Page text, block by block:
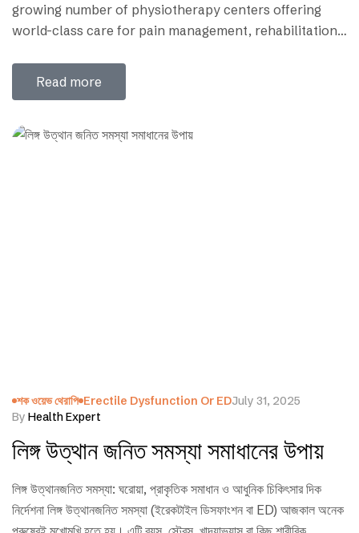
growing number of physiotherapy centers offering
world-class care for pain management, rehabilitation,
of the top-rated…
Read more
শক ওয়েভ থেরাপি Erectile Dysfunction Or EDJuly 31, 2025
By Health Expert
লিঙ্গ উত্থান জনিত সমস্যা সমাধানের উপায়
লিঙ্গ উত্থানজনিত সমস্যা: ঘরোয়া, প্রাকৃতিক সমাধান ও আধুনিক চিকিৎসার দিক
নির্দেশনা লিঙ্গ উত্থানজনিত সমস্যা (ইরেকটাইল ডিসফাংশন বা ED) আজকাল অনেক